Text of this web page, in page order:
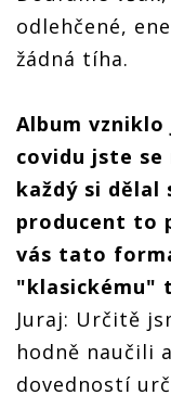
odlehčené,
žádná tíha.
Album
covidu jste
každý si dělal
producent to
vás tato
"klasickému"
Juraj: Určitě
hodně naučili
dovedností